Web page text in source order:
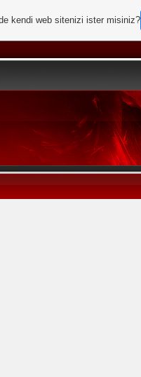
kendi web sitenizi ister misiniz?